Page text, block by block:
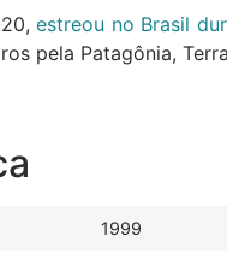
estreou no Brasil
pela Patagônia,
1999